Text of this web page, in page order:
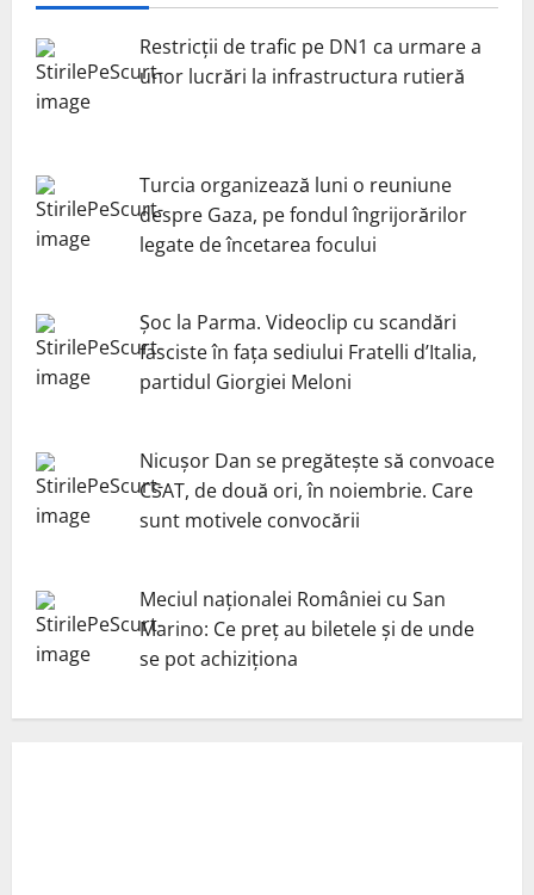
Restricții de trafic pe DN1 ca urmare a
unor lucrări la infrastructura rutieră
Turcia organizează luni o reuniune
despre Gaza, pe fondul îngrijorărilor
legate de încetarea focului
Șoc la Parma. Videoclip cu scandări
fasciste în fața sediului Fratelli d’Italia,
partidul Giorgiei Meloni
Nicuşor Dan se pregăteşte să convoace
CSAT, de două ori, în noiembrie. Care
sunt motivele convocării
Meciul naționalei României cu San
Marino: Ce preț au biletele și de unde
se pot achiziționa